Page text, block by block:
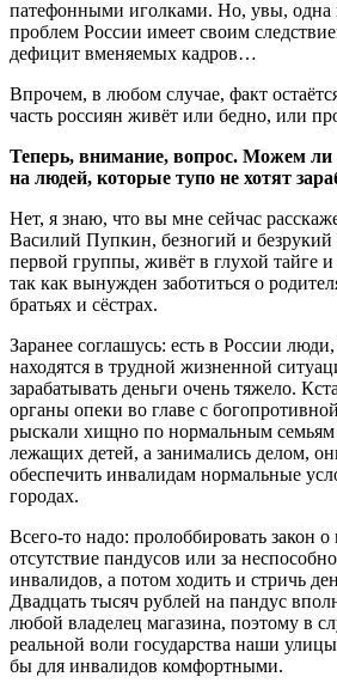
патефонными иголками. Но, увы, одна
проблем России имеет своим
дефицит вменяемых кадров…
Впрочем, в любом случае, факт
часть россиян живёт или бедно, или
Теперь, внимание, вопрос. Можем
на людей, которые тупо не хотят
Нет, я знаю, что вы мне сейчас
Василий Пупкин, безногий и безрукий
первой группы, живёт в глухой тайге и
так как вынужден заботиться о
братьях и сёстрах.
Заранее соглашусь: есть в России
находятся в трудной жизненной
зарабатывать деньги очень тяжело.
органы опеки во главе с
рыскали хищно по нормальным семьям
лежащих детей, а занимались делом,
обеспечить инвалидам нормальные
городах.
Всего-то надо: пролоббировать закон
отсутствие пандусов или за
инвалидов, а потом ходить и стричь
Двадцать тысяч рублей на пандус
любой владелец магазина, поэтому в
реальной воли государства наши
бы для инвалидов комфортными.